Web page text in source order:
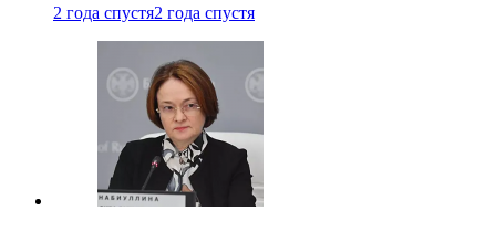
2 года спустя2 года спустя